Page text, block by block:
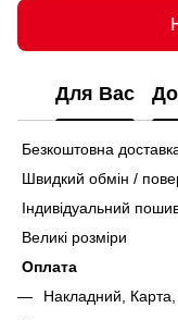
Для Вас
Безкоштовна
Швидкий обмін /
Індивідуальний
Великі розміри
Оплата
Накладний, Карта,